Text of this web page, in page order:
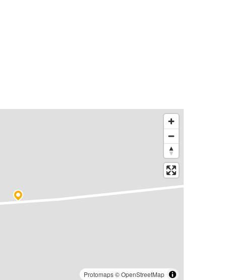
Protomaps©OpenStreetMap